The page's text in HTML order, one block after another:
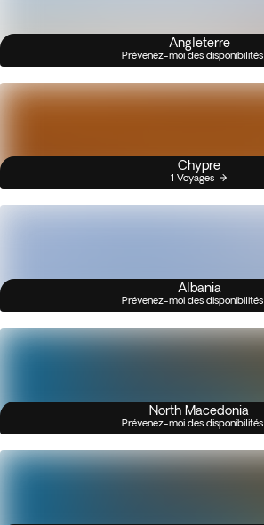
Angleterre
Prévenez-moi des disponibilités
Chypre
1 Voyages
Albania
Prévenez-moi des disponibilités
North Macedonia
Prévenez-moi des disponibilités